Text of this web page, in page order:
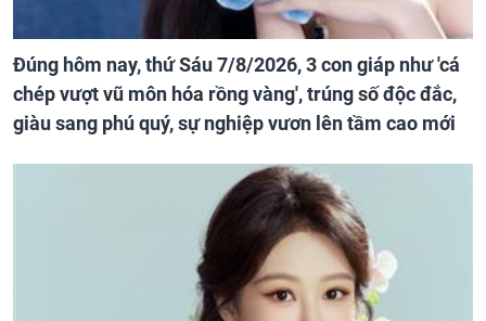
Đúng hôm nay, thứ Sáu 7/8/2026, 3 con giáp như 'cá
chép vượt vũ môn hóa rồng vàng', trúng số độc đắc,
giàu sang phú quý, sự nghiệp vươn lên tầm cao mới